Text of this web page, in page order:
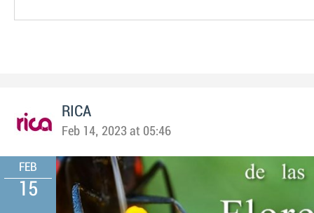
RICA
Feb 14, 2023 at 05:46
FEB
15